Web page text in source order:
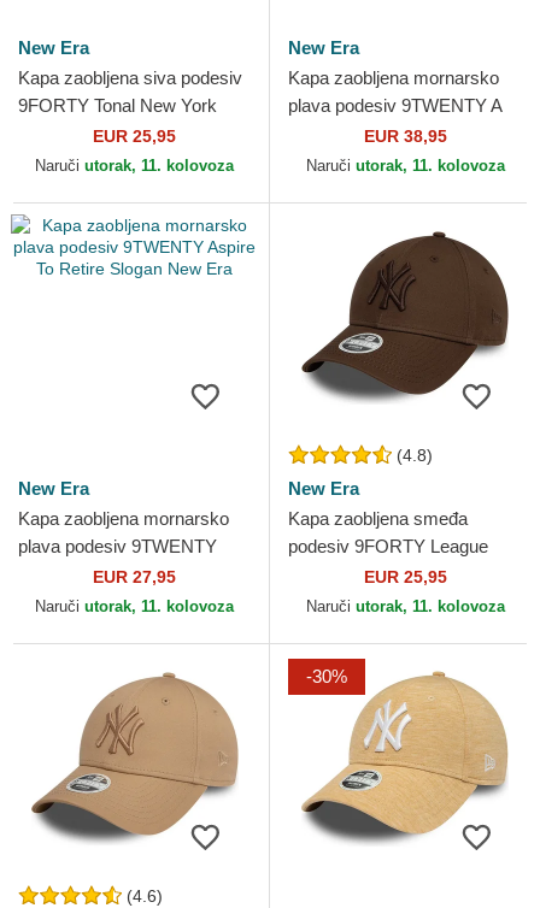
New Era
Kapa zaobljena siva podesiv
9FORTY Tonal New York
Yankees MLB New Era
EUR 25,95
Naruči utorak, 11. kolovoza
New Era
Kapa zaobljena mornarsko
plava podesiv 9TWENTY A
Frame Denim New York
Yankees MLB New Era
EUR 38,95
Naruči utorak, 11. kolovoza
New Era
Kapa zaobljena mornarsko
plava podesiv 9TWENTY
Aspire To Retire Slogan New
Era
EUR 27,95
Naruči utorak, 11. kolovoza
(4.8)
New Era
Kapa zaobljena smeđa
podesiv 9FORTY League
Essential New York Yankees
MLB New Era
EUR 25,95
Naruči utorak, 11. kolovoza
(4.6)
-30%